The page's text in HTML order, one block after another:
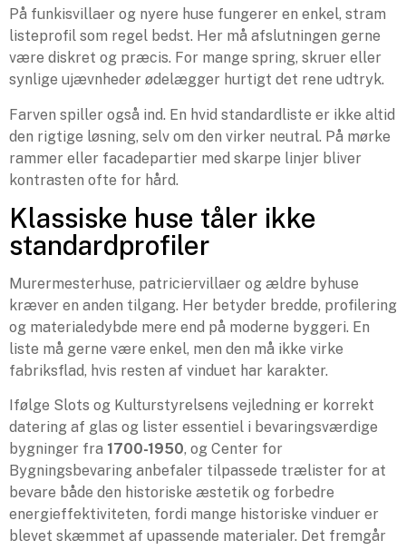
På funkisvillaer og nyere huse fungerer en enkel, stram
listeprofil som regel bedst. Her må afslutningen gerne
være diskret og præcis. For mange spring, skruer eller
synlige ujævnheder ødelægger hurtigt det rene udtryk.
Farven spiller også ind. En hvid standardliste er ikke altid
den rigtige løsning, selv om den virker neutral. På mørke
rammer eller facadepartier med skarpe linjer bliver
kontrasten ofte for hård.
Klassiske huse tåler ikke
standardprofiler
Murermesterhuse, patriciervillaer og ældre byhuse
kræver en anden tilgang. Her betyder bredde, profilering
og materialedybde mere end på moderne byggeri. En
liste må gerne være enkel, men den må ikke virke
fabriksflad, hvis resten af vinduet har karakter.
Ifølge Slots og Kulturstyrelsens vejledning er korrekt
datering af glas og lister essentiel i bevaringsværdige
bygninger fra 1700-1950, og Center for
Bygningsbevaring anbefaler tilpassede trælister for at
bevare både den historiske æstetik og forbedre
energieffektiviteten, fordi mange historiske vinduer er
blevet skæmmet af upassende materialer. Det fremgår